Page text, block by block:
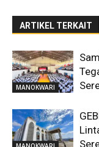
ARTIKEL TERKAIT
MANOKWARI